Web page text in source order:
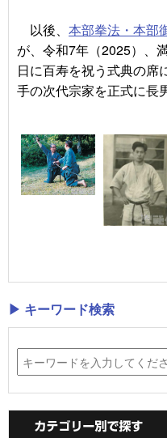
以後、 本部拳法・本部
が、令和7年（2025）、
日に百寿を祝う式典の席
手の次代宗家を正式に長
▶ キーワード検索